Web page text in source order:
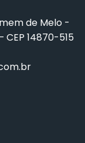
de Melo -
14870-515